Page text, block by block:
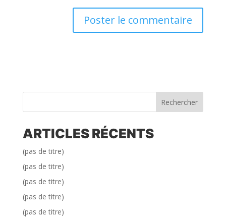
Rechercher
ARTICLES RÉCENTS
(pas de titre)
(pas de titre)
(pas de titre)
(pas de titre)
(pas de titre)